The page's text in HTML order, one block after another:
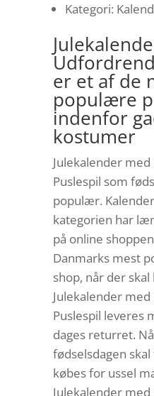
Kategori:
er et af de
populære
indenfor
kostumer
Julekalender
Puslespil som
populær.
kategorien har
på online
Danmarks mest
shop, når der skal
Julekalender
Puslespil leveres
dages returret.
fødselsdagen
købes for ussel
Julekalender